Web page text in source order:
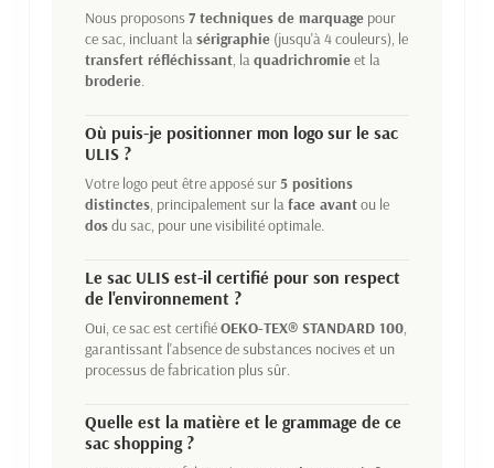
Nous proposons7 techniques de marquage pour
ce sac, incluant la sérigraphie (jusqu'à 4 couleurs), le
transfert réfléchissant , la quadrichromieet la
broderie
Où puis-je positionner mon logo sur le sac
ULIS ?
Votre logo peut être apposé sur5 positions
distinctes , principalement sur la face avantou le
dosdu sac, pour une visibilité optimale.
Le sac ULIS est-il certifié pour son respect
de l'environnement ?
Oui, ce sac est certifiéOEKO-TEX® STANDARD 100
garantissant l'absence de substances nocives et un
processus de fabrication plus sûr.
Quelle est la matière et le grammage de ce
sac shopping ?